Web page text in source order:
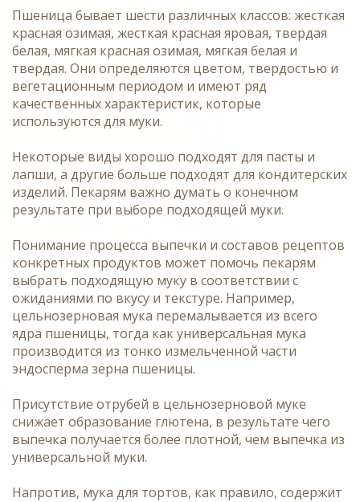
Пшеница бывает шести различных классов: жесткая
красная озимая, жесткая красная яровая, твердая
белая, мягкая красная озимая, мягкая белая и
твердая. Они определяются цветом, твердостью и
вегетационным периодом и имеют ряд
качественных характеристик, которые
используются для муки.
Некоторые виды хорошо подходят для пасты и
лапши, а другие больше подходят для кондитерских
изделий. Пекарям важно думать о конечном
результате при выборе подходящей муки.
Понимание процесса выпечки и составов рецептов
конкретных продуктов может помочь пекарям
выбрать подходящую муку в соответствии с
ожиданиями по вкусу и текстуре. Например,
цельнозерновая мука перемалывается из всего
ядра пшеницы, тогда как универсальная мука
производится из тонко измельченной части
эндосперма зерна пшеницы.
Присутствие отрубей в цельнозерновой муке
снижает образование глютена, в результате чего
выпечка получается более плотной, чем выпечка из
универсальной муки.
Напротив, мука для тортов, как правило, содержит